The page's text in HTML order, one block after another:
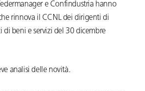
e Confindustria hanno
rinnova il CCNL dei dirigenti di
di beni e servizi del 30 dicembre
analisi delle novità.